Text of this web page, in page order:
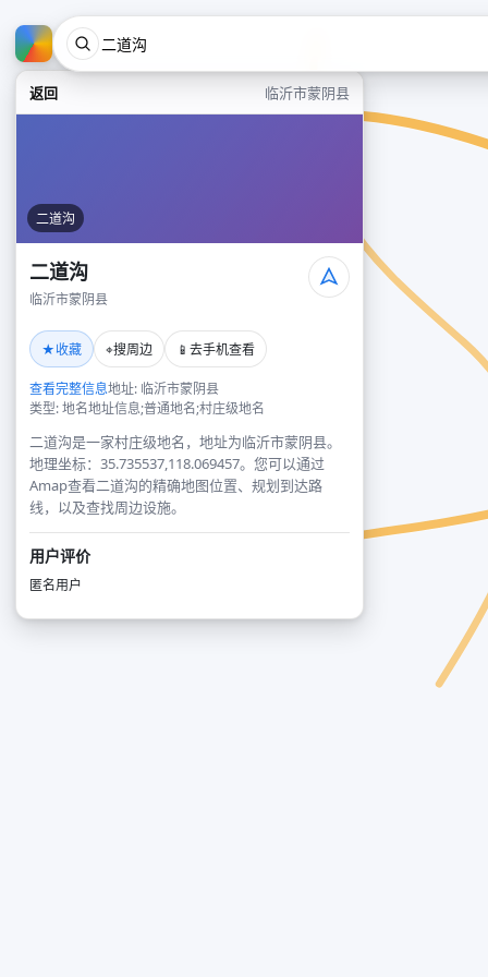
返回 临沂市蒙阴县
二道沟
二道沟
临沂市蒙阴县
★收藏 ⌖搜周边 📱 去手机查看
查看完整信息地址: 临沂市蒙阴县
类型: 地名地址信息;普通地名;村庄级地名
二道沟是一家村庄级地名，地址为临沂市蒙阴县。
地理坐标：35.735537,118.069457。您可以通过
Amap查看二道沟的精确地图位置、规划到达路
线，以及查找周边设施。
用户评价
匿名用户